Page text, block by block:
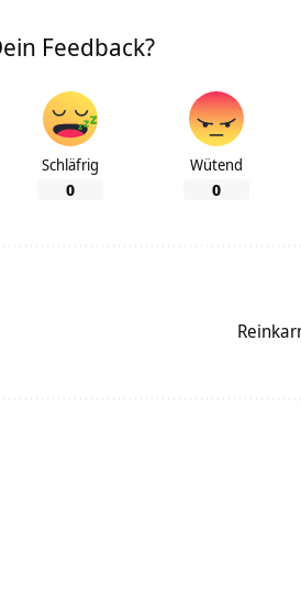
Feedback?
Schläfrig
0
Wütend
0